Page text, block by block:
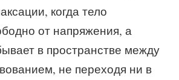
когда тело
от напряжения, а
в пространстве между
не переходя ни в